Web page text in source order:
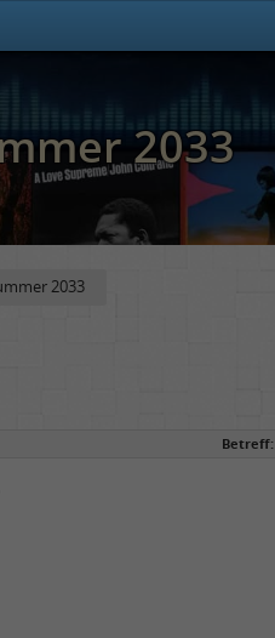
2033
2033
Betreff: